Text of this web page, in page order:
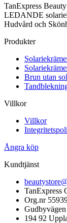
TanExpress
LEDANDE
Hudvård och
Produkter
Brun utan sol
Villkor
Villkor
Ångra köp
Kundtjänst
TanExpress
Org.nr
194 92